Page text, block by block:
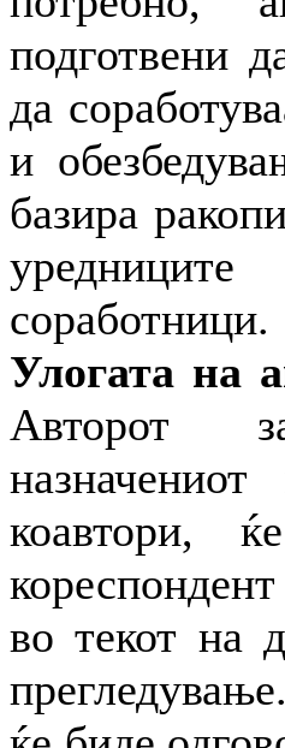
подготвени
да
и
базира
соработници.
Улогата на
Авторот
коавтори,
во текот на